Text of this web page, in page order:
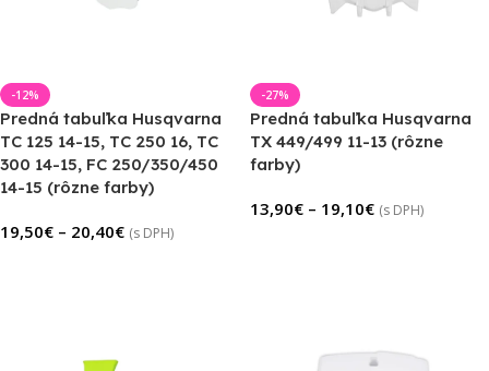
-12%
Predná tabuľka Husqvarna
TC 125 14-15, TC 250 16, TC
300 14-15, FC 250/350/450
14-15 (rôzne farby)
19,50€ – 20,40€ (s DPH)
-27%
Predná tabuľka Husqvarna
TX 449/499 11-13 (rôzne
farby)
13,90€ – 19,10€ (s DPH)